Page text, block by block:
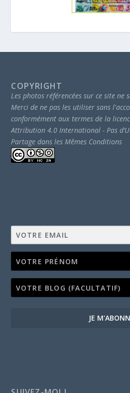
COPYRIGHT
Les photos référencées sur ce site ne
Merci de ne pas les utiliser sans
conformément aux termes de la
Attribution 4.0 International - Pas
Partage dans les Mêmes Conditions
JE